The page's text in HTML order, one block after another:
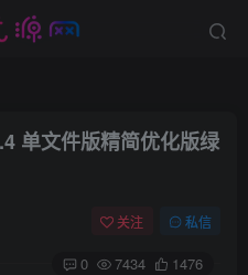
单文件版精简优化版绿
关注 私信
0 7434 1476